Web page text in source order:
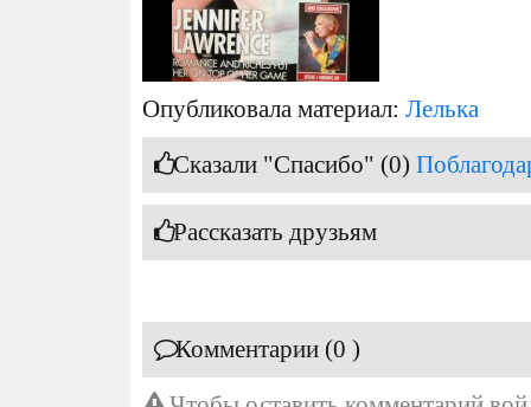
Опубликовала материал: Лелька
Сказали "Спасибо" (0)
Рассказать друзьям
Комментарии (0 )